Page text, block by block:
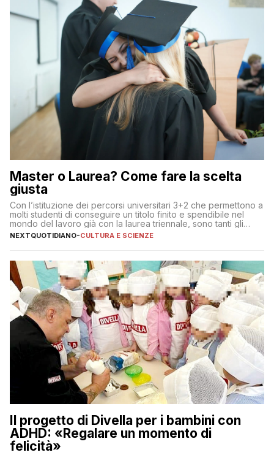
Master o Laurea? Come fare la scelta
giusta
Con l’istituzione dei percorsi universitari 3+2 che permettono a
molti studenti di conseguire un titolo finito e spendibile nel
mondo del lavoro già con la laurea triennale, sono tanti gli
interrogativi che si pongono gli studenti una volta raggiunto
l’obiettivo di primo livello
NEXTQUOTIDIANO-CULTURA E SCIENZE
Il progetto di Divella per i bambini con
ADHD: «Regalare un momento di
felicità»